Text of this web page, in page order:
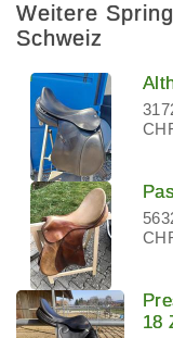
Weitere
Schweiz
18